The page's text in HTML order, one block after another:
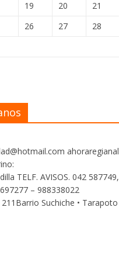
19 20 21
26 27 28
TELF. AVISOS. 042
– 988338022
211Barrio Suchiche • Tarapoto